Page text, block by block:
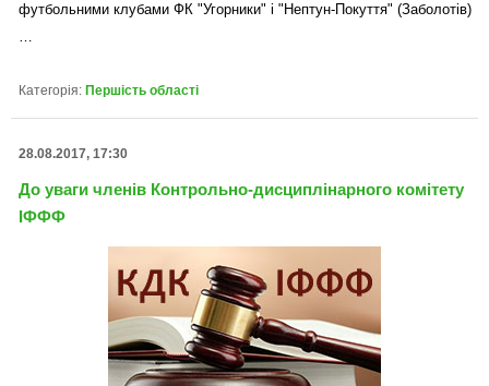
футбольними клубами ФК "Угорники" і "Нептун-Покуття" (Заболотів)
…
Категорія: Першість області
28.08.2017, 17:30
До уваги членів Контрольно-дисциплінарного комітету
ІФФФ